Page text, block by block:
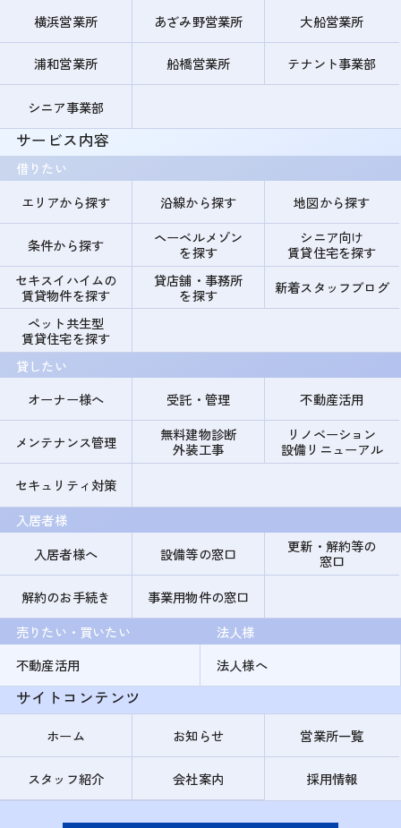
横浜営業所 あざみ野営業所 大船営業所
浦和営業所 船橋営業所 テナント事業部
シニア事業部
サービス内容
借りたい
エリアから探す
沿線から探す 地図から探す
条件から探す
ヘーベルメゾン
を探す
シニア向け
賃貸住宅を探す
セキスイハイムの
賃貸物件を探す
貸店舗・事務所
を探す
新着スタッフブログ
ペット共生型
賃貸住宅を探す
貸したい
オーナー様へ
受託・管理 不動産活用
メンテナンス管理
無料建物診断
外装工事
リノベーション
設備リニューアル
セキュリティ対策
入居者様
入居者様へ
設備等の窓口
更新・解約等の
窓口
解約のお手続き
事業用物件の窓口
売りたい・買いたい
不動産活用
法人様
法人様へ
サイトコンテンツ
ホーム お知らせ 営業所一覧
スタッフ紹介 会社案内 採用情報